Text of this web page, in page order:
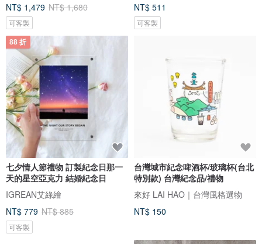
NT$ 1,479 NT$ 1,680
可客製
NT$ 511
可客製
88 折
七夕情人節禮物 訂製紀念日那一
天的星空亞克力 結婚紀念日
IGREAN艾綠繪
NT$ 779 NT$ 885
可客製
台灣城市紀念啤酒杯/玻璃杯(台北
特別款) 台灣紀念品/禮物
來好 LAI HAO｜台灣風格選物
NT$ 150